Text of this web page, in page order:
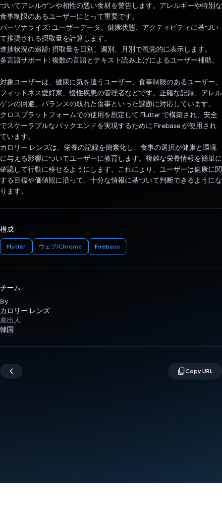
づいてアレルゲンや相性の悪い食材を警告します。アレルギーや特別な
食事制限のあるユーザーにとって重要です。
パーソナライズ: ユーザーデータ、健康状態、アクティビティに基づい
て推奨される摂取量を計算します。
進捗状況の追跡: 摂取量を日別、週別、月別で視覚的に表示します。
多言語サポート: 複数の言語とテキスト読み上げによるユーザー補助。
対象ユーザーは、健康に気を遣うユーザー、食事制限のあるユーザー、
フィットネス愛好家、慢性疾患の管理者などです。正確な記録、アレル
ゲンの回避、バランスの取れた食事といった課題に対応しています。
クロスプラットフォームでの使用を想定して Flutter で構築され、安全
でスケーラブルなバックエンドを実現するために Firebase が使用され
ています。
カロリー レンズは、栄養の記録を簡素化し、食事の選択が健康と環境
に与える影響についてユーザーに教育します。複雑な栄養情報を簡単に
確認して行動に移せるようにします。これにより、ユーザーは健康に関
する目標や価値観に沿って、十分な情報に基づいて判断できるようにな
ります。
構成
Flutter ウェブ/Chrome Firebase
チーム
By
カロリー レンズ
差出人
韓国